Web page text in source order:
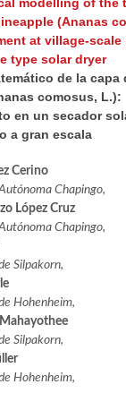
(Ananas
at village-scale
type solar dryer
de la capa
comosus, L.):
en un secador
a gran escala
Cerino
Chapingo,
López Cruz
Chapingo,
Silpakorn,
Hohenheim,
Silpakorn,
Hohenheim,